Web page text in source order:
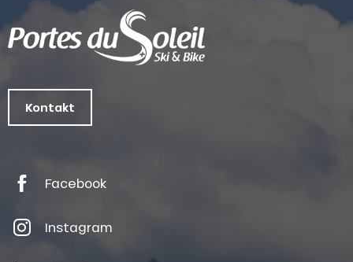
Kontakt
Facebook
Instagram